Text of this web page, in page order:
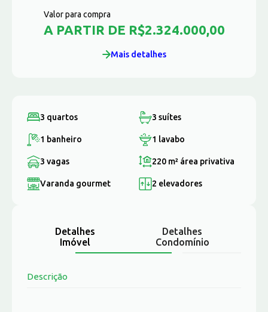
Valor para compra
A PARTIR DE R$2.324.000,00
Mais detalhes
3 quartos 3 suítes
1 banheiro 1 lavabo
3 vagas 220 m² área privativa
Varanda gourmet 2 elevadores
Detalhes
Imóvel
Detalhes
Condomínio
Descrição